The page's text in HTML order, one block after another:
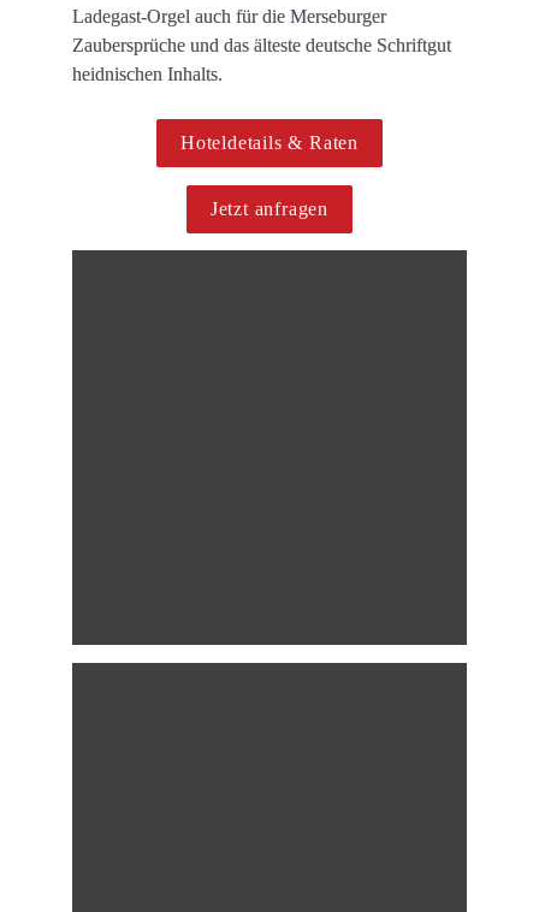
Ladegast-Orgel auch für die Merseburger
Zaubersprüche und das älteste deutsche Schriftgut
heidnischen Inhalts.
Hoteldetails & Raten
Jetzt anfragen